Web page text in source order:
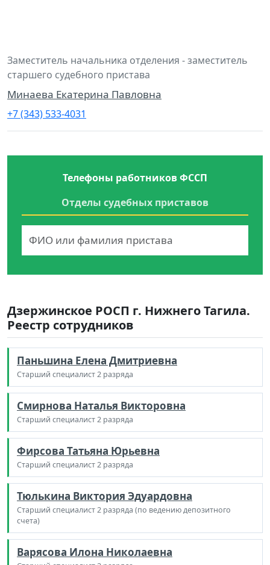
Заместитель начальника отделения - заместитель
старшего судебного пристава
Минаева Екатерина Павловна
+7 (343) 533-4031
Телефоны работников ФССП
Отделы судебных приставов
Дзержинское РОСП г. Нижнего Тагила.
Реестр сотрудников
Паньшина Елена Дмитриевна
Старший специалист 2 разряда
Смирнова Наталья Викторовна
Старший специалист 2 разряда
Фирсова Татьяна Юрьевна
Старший специалист 2 разряда
Тюлькина Виктория Эдуардовна
Старший специалист 2 разряда (по ведению депозитного
счета)
Варясова Илона Николаевна